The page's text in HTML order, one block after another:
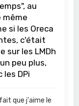
au
même
si les Oreca
c'était
sur les LMDh
peu plus,
DPi
que j'aime le